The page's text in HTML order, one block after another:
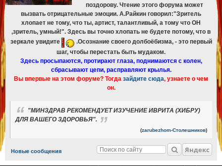
поздорову. Чтение этого форума может
вызвать отрицательные эмоции. А.Райкин говорил:"Зритель
хлопает не тому, что ты, артист, талантливый, а тому что ОН
,зритель, умный!". Здесь вы точно хлопать не будете потому, что в
зеркале увидите
.Осознание своего долбоёбизма, - это первый
шаг, чтобы перестать быть мудаком.
Здесь просыпаются, протирают глаза, поднимаются с колен,
сбрасывают цепи, расправляют крылья.
Вы впервые на этом форуме? Тогда зайдите сюда, узнаете о чем
он.
"МИНЗДРАВ РЕКОМЕНДУЕТ ИЗУЧЕНИЕ ИВРИТА (ХИБРУ)
ДЛЯ ВАШЕГО ЗДОРОВЬЯ".
(zarubezhom-Столешников)
Новые сообщения Яндекс